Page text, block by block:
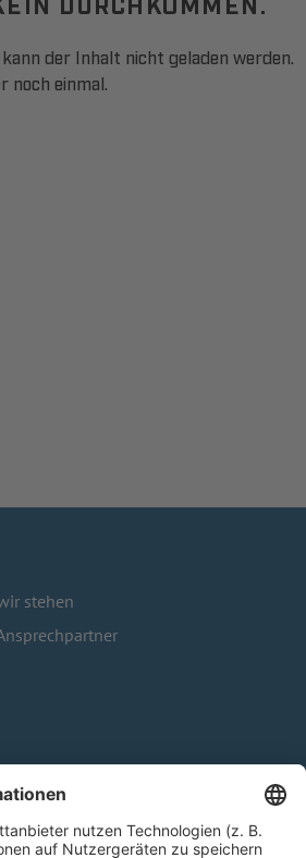
der Inhalt nicht geladen werden.
noch einmal.
stehen
SEITEN